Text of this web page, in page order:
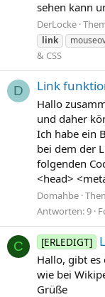
sehen kann
DerLocke
link
& CSS
D Link
Hallo
und daher
Ich habe ein
bei dem der
folgenden
<head>
Domahbe
Antworten: 9
C [ERLEDIGT]
Hallo, gibt es
wie bei
Grüße